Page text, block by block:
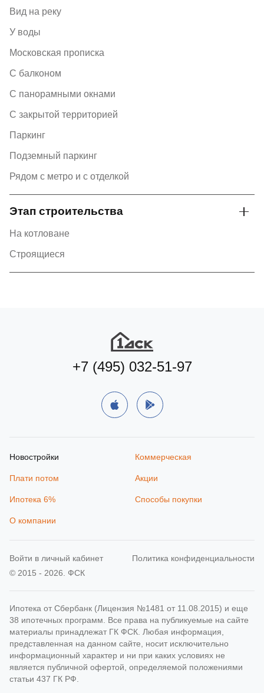
Вид на реку
У воды
Московская прописка
С балконом
С панорамными окнами
С закрытой территорией
Паркинг
Подземный паркинг
Рядом с метро и с отделкой
Этап строительства
На котловане
Строящиеся
+7 (495) 032-51-97
Новостройки Коммерческая
Плати потом Акции
Ипотека 6% Способы покупки
О компании
© 2015 - 2026. ФСК
Политика конфиденциальности
Ипотека от Сбербанк (Лицензия №1481 от 11.08.2015) и еще
38 ипотечных программ. Все права на публикуемые на сайте
материалы принадлежат ГК ФСК. Любая информация,
представленная на данном сайте, носит исключительно
информационный характер и ни при каких условиях не
является публичной офертой, определяемой положениями
статьи 437 ГК РФ.
Войти в личный кабинет